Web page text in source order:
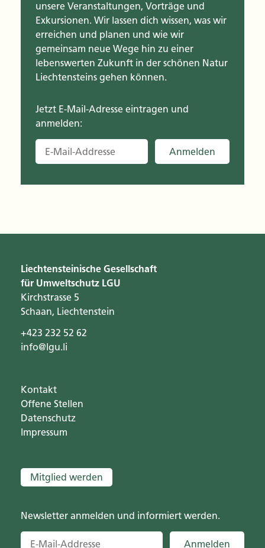
unsere Veranstaltungen, Vorträge und
Exkursionen. Wir lassen dich wissen, was wir
erreichen und planen und wie wir
gemeinsam neue Wege hin zu einer
lebenswerten Zukunft in der schönen Natur
Liechtensteins gehen können.
Jetzt E-Mail-Adresse eintragen und
anmelden:
Anmelden
Liechtensteinische Gesellschaft
für Umweltschutz LGU
Kirchstrasse 5
Schaan, Liechtenstein
+423 232 52 62
info@lgu.li
Kontakt
Offene Stellen
Datenschutz
Impressum
Mitglied werden
Newsletter anmelden und informiert werden.
Anmelden